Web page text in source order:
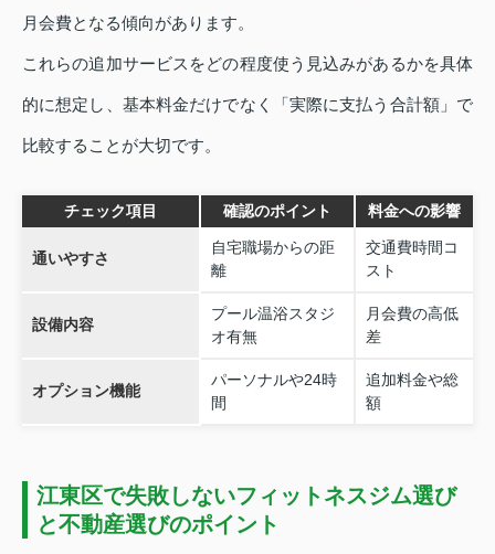
月会費となる傾向があります。
これらの追加サービスをどの程度使う見込みがあるかを具体
的に想定し、基本料金だけでなく「実際に支払う合計額」で
比較することが大切です。
チェック項目 確認のポイント 料金への影響
通いやすさ
自宅職場からの距
離
交通費時間コ
スト
設備内容
プール温浴スタジ
オ有無
月会費の高低
差
オプション機能
パーソナルや24時
間
追加料金や総
額
江東区で失敗しないフィットネスジム選び
と不動産選びのポイント